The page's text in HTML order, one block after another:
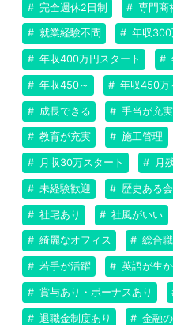
完全週休2日制 専門商
就業経験不問 年収300
年収400万円スタート
年収450～ 年収450万
成長できる 手当が充実
教育が充実 施工管理
月収30万スタート 月
未経験歓迎 歴史ある
社宅あり 社風がいい
綺麗なオフィス 総合職
若手が活躍 英語が生
賞与あり・ボーナスあり
退職金制度あり 金融